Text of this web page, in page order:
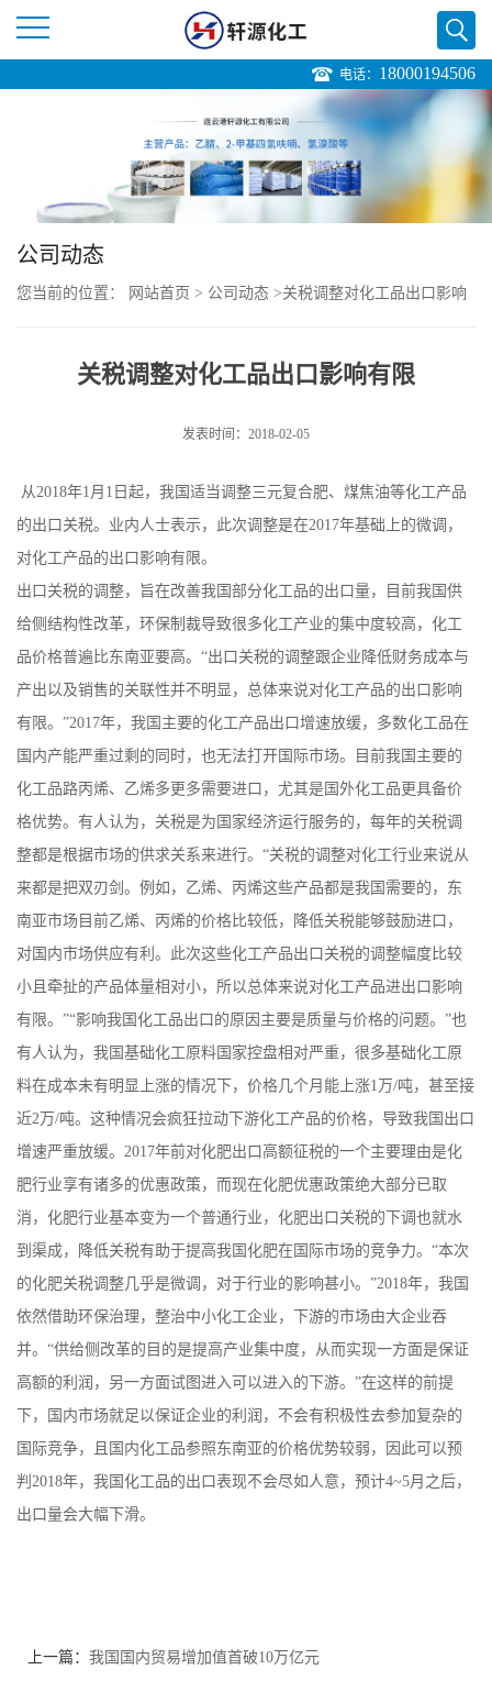
页
公
公
司
动
态
产
品
展
厅
系
方
在
线
电话： 18000194506
公司动态
您当前的位置： 网站首页 > 公司动态 >关税调整对化工品出口影响
关税调整对化工品出口影响有限
发表时间：2018-02-05
从2018年1月1日起，我国适当调整三元复合肥、煤焦油等化工产品
的出口关税。业内人士表示，此次调整是在2017年基础上的微调，
对化工产品的出口影响有限。
出口关税的调整，旨在改善我国部分化工品的出口量，目前我国供
给侧结构性改革，环保制裁导致很多化工产业的集中度较高，化工
品价格普遍比东南亚要高。“出口关税的调整跟企业降低财务成本与
产出以及销售的关联性并不明显，总体来说对化工产品的出口影响
有限。”2017年，我国主要的化工产品出口增速放缓，多数化工品在
国内产能严重过剩的同时，也无法打开国际市场。目前我国主要的
化工品路丙烯、乙烯多更多需要进口，尤其是国外化工品更具备价
格优势。有人认为，关税是为国家经济运行服务的，每年的关税调
整都是根据市场的供求关系来进行。“关税的调整对化工行业来说从
来都是把双刃剑。例如，乙烯、丙烯这些产品都是我国需要的，东
南亚市场目前乙烯、丙烯的价格比较低，降低关税能够鼓励进口，
对国内市场供应有利。此次这些化工产品出口关税的调整幅度比较
小且牵扯的产品体量相对小，所以总体来说对化工产品进出口影响
有限。”“影响我国化工品出口的原因主要是质量与价格的问题。”也
有人认为，我国基础化工原料国家控盘相对严重，很多基础化工原
料在成本未有明显上涨的情况下，价格几个月能上涨1万/吨，甚至接
近2万/吨。这种情况会疯狂拉动下游化工产品的价格，导致我国出口
增速严重放缓。2017年前对化肥出口高额征税的一个主要理由是化
肥行业享有诸多的优惠政策，而现在化肥优惠政策绝大部分已取
消，化肥行业基本变为一个普通行业，化肥出口关税的下调也就水
到渠成，降低关税有助于提高我国化肥在国际市场的竞争力。“本次
的化肥关税调整几乎是微调，对于行业的影响甚小。”2018年，我国
依然借助环保治理，整治中小化工企业，下游的市场由大企业吞
并。“供给侧改革的目的是提高产业集中度，从而实现一方面是保证
高额的利润，另一方面试图进入可以进入的下游。”在这样的前提
下，国内市场就足以保证企业的利润，不会有积极性去参加复杂的
国际竞争，且国内化工品参照东南亚的价格优势较弱，因此可以预
判2018年，我国化工品的出口表现不会尽如人意，预计4~5月之后，
出口量会大幅下滑。
上一篇： 我国国内贸易增加值首破10万亿元